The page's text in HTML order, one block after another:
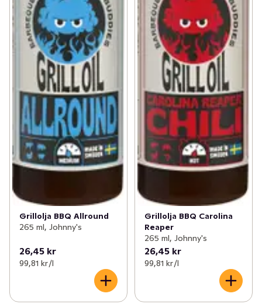
Grillolja BBQ Allround
265 ml, Johnny's
26,45 kr
99,81 kr /l
Grillolja BBQ Carolina
Reaper
265 ml, Johnny's
26,45 kr
99,81 kr /l